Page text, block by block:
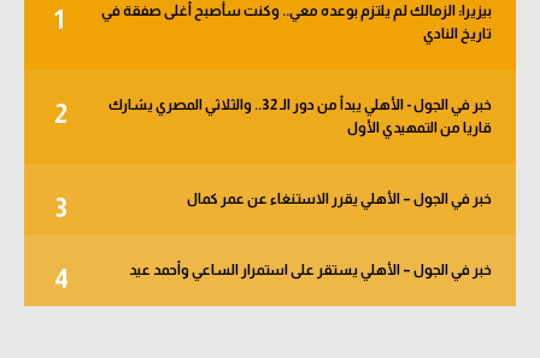
1
بيزيرا: الزمالك لم يلتزم بوعده معي.. وكنت سأصبح أغلى صفقة في
تاريخ النادي
2
خبر في الجول - الأهلي يبدأ من دور الـ 32.. والثلاثي المصري يشارك
قاريا من التمهيدي الأول
3 خبر في الجول – الأهلي يقرر الاستنغاء عن عمر كمال
4 خبر في الجول – الأهلي يستقر على استمرار الساعي وأحمد عيد